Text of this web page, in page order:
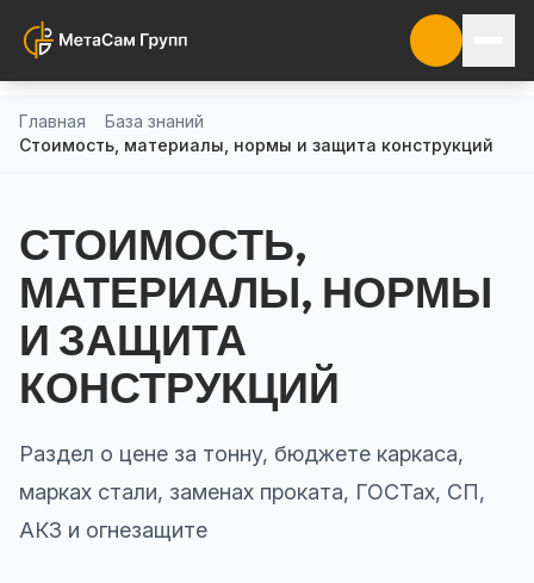
Главная
База знаний
Стоимость, материалы, нормы и защита конструкций
СТОИМОСТЬ,
МАТЕРИАЛЫ, НОРМЫ
И ЗАЩИТА
КОНСТРУКЦИЙ
Раздел о цене за тонну, бюджете каркаса,
марках стали, заменах проката, ГОСТах, СП,
АКЗ и огнезащите